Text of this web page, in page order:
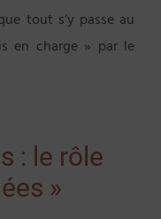
tout s’y passe au
en charge » par le
: le rôle
»